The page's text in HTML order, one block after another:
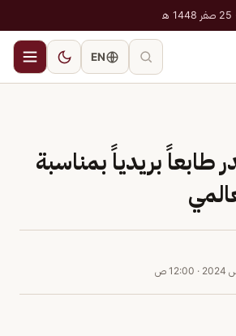
EN
بريدياً بمناسبة
· 12:00 ص